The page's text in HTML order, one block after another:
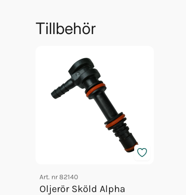
Tillbehör
Art. nr82140
Oljerör Sköld Alpha